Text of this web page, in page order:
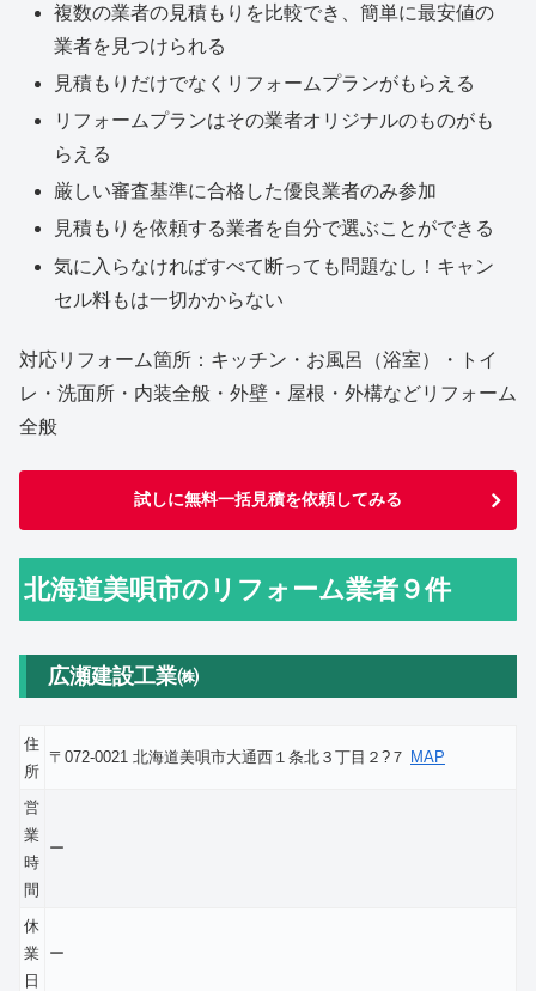
複数の業者の見積もりを比較でき、簡単に最安値の
業者を見つけられる
見積もりだけでなくリフォームプランがもらえる
リフォームプランはその業者オリジナルのものがも
らえる
厳しい審査基準に合格した優良業者のみ参加
見積もりを依頼する業者を自分で選ぶことができる
気に入らなければすべて断っても問題なし！キャン
セル料もは一切かからない
対応リフォーム箇所：キッチン・お風呂（浴室）・トイ
レ・洗面所・内装全般・外壁・屋根・外構などリフォーム
全般
試しに無料一括見積を依頼してみる
北海道美唄市のリフォーム業者９件
広瀬建設工業㈱
住
所
〒072-0021 北海道美唄市大通西１条北３丁目２?７ MAP
営
業
時
間
ー
休
業
日
ー